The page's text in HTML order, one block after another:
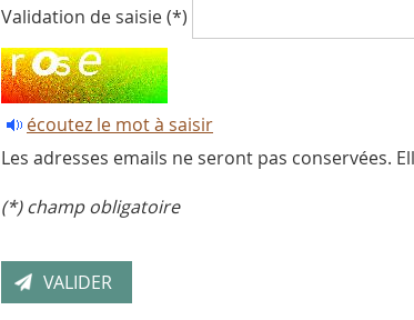
Validation de saisie (*)
écoutez le mot à saisir
Les adresses emails ne seront pas conservées.
(*) champ obligatoire